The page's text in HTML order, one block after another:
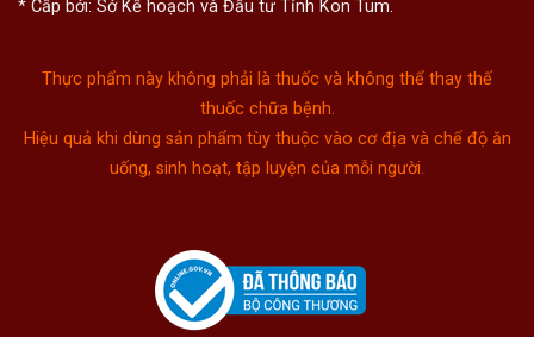
* Cấp bởi: Sở Kế hoạch và Đầu tư Tỉnh Kon Tum.
Thực phẩm này không phải là thuốc và không thể thay thế
thuốc chữa bệnh.
Hiệu quả khi dùng sản phẩm tùy thuộc vào cơ địa và chế độ ăn
uống, sinh hoạt, tập luyện của mỗi người.